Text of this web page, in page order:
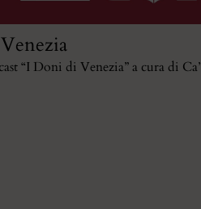
“I Doni di Venezia” a cura di Ca’